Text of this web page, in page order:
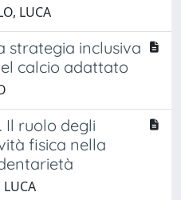
LUCA
strategia inclusiva
calcio adattato
Il ruolo degli
fisica nella